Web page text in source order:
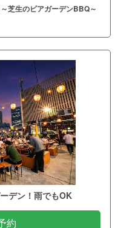
芝生のビアガーデンBBQ～
デン！雨でもOK
約